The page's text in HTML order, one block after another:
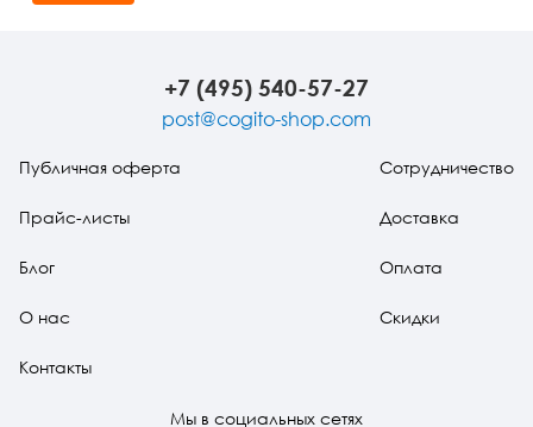
+7 (495) 540-57-27
post@cogito-shop.com
Публичная оферта
Прайс-листы
Блог
О нас
Контакты
Сотрудничество
Доставка
Оплата
Скидки
Мы в социальных сетях